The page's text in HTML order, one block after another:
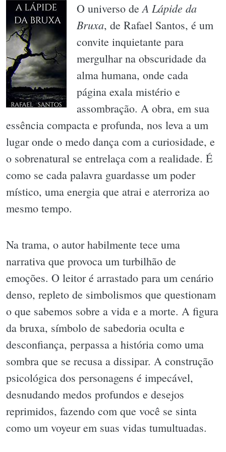
O universo deA Lápide da
Bruxa, de Rafael Santos, é um
convite inquietante para
mergulhar na obscuridade da
alma humana, onde cada
página exala mistério e
assombração. A obra, em sua
essência compacta e profunda, nos leva a um
lugar onde o medo dança com a curiosidade, e
o sobrenatural se entrelaça com a realidade. É
como se cada palavra guardasse um poder
místico, uma energia que atrai e aterroriza ao
mesmo tempo.
Na trama, o autor habilmente tece uma
narrativa que provoca um turbilhão de
emoções. O leitor é arrastado para um cenário
denso, repleto de simbolismos que questionam
o que sabemos sobre a vida e a morte. A figura
da bruxa, símbolo de sabedoria oculta e
desconfiança, perpassa a história como uma
sombra que se recusa a dissipar. A construção
psicológica dos personagens é impecável,
desnudando medos profundos e desejos
reprimidos, fazendo com que você se sinta
como um voyeur em suas vidas tumultuadas.